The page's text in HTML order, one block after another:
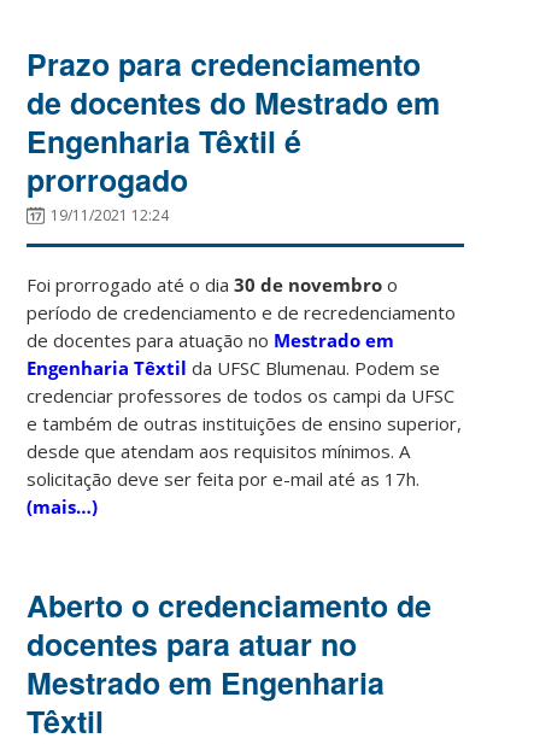
Prazo para credenciamento
de docentes do Mestrado em
Engenharia Têxtil é
prorrogado
19/11/2021 12:24
Foi prorrogado até o dia30 de novembro o
período de credenciamento e de recredenciamento
de docentes para atuação no Mestrado em
Engenharia Têxtil da UFSC Blumenau. Podem se
credenciar professores de todos os campi da UFSC
e também de outras instituições de ensino superior,
desde que atendam aos requisitos mínimos. A
solicitação deve ser feita por e-mail até as 17h.
(mais…)
Aberto o credenciamento de
docentes para atuar no
Mestrado em Engenharia
Têxtil